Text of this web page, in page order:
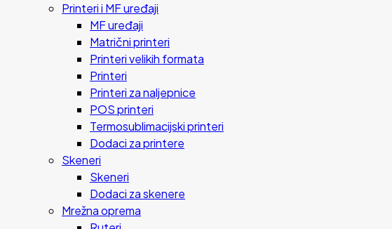
Printeri i MF uređaji
MF uređaji
Matrični printeri
Printeri velikih formata
Printeri
Printeri za naljepnice
POS printeri
Termosublimacijski printeri
Dodaci za printere
Skeneri
Skeneri
Dodaci za skenere
Mrežna oprema